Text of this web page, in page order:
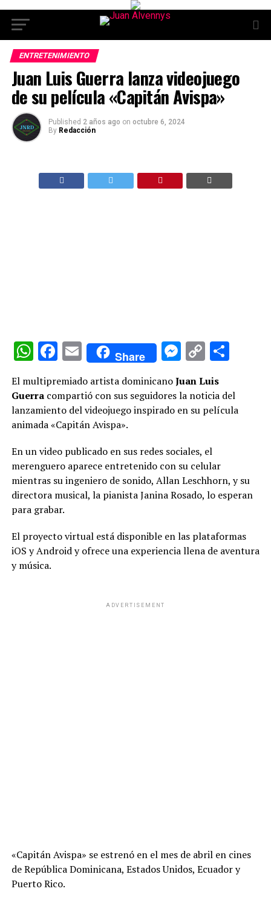
ENTRETENIMIENTO
Juan Luis Guerra lanza videojuego
de su película «Capitán Avispa»
Published 2 años ago on octubre 6, 2024
By Redacción
WhatsApp
Facebook
EmailShare
Copy
El multipremiado artista dominicanoJuan Luis
Guerracompartió con sus seguidores la noticia del
lanzamiento del videojuego inspirado en su película
animada «Capitán Avispa».
En un video publicado en sus redes sociales, el
merenguero aparece entretenido con su celular
mientras su ingeniero de sonido, Allan Leschhorn, y su
directora musical, la pianista Janina Rosado, lo esperan
para grabar.
El proyecto virtual está disponible en las plataformas
iOS y Android y ofrece una experiencia llena de aventura
y música.
ADVERTISEMENT
«Capitán Avispa» se estrenó en el mes de abril en cines
de República Dominicana, Estados Unidos, Ecuador y
Puerto Rico.